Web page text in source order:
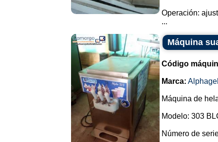
Operación:
...
Máquina
Código
Marca:
Máquina de
Modelo: 303
Número de